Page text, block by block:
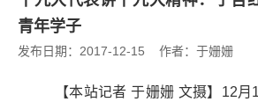
青年学子
发布日期：2017-12-15 作者：于姗姗
【本站记者 于姗姗 文摄】12